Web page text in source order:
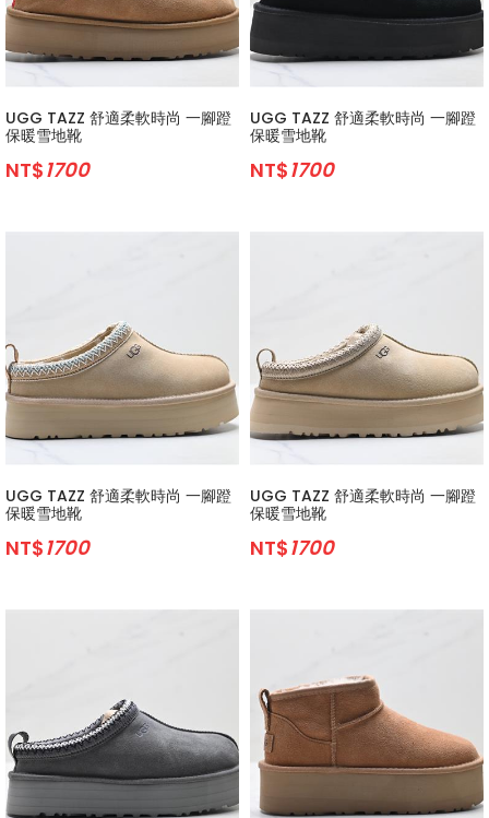
UGG TAZZ 舒適柔軟時尚 一腳蹬
保暖雪地靴
NT$1700
UGG TAZZ 舒適柔軟時尚 一腳蹬
保暖雪地靴
NT$1700
UGG TAZZ 舒適柔軟時尚 一腳蹬
保暖雪地靴
NT$1700
UGG TAZZ 舒適柔軟時尚 一腳蹬
保暖雪地靴
NT$1700